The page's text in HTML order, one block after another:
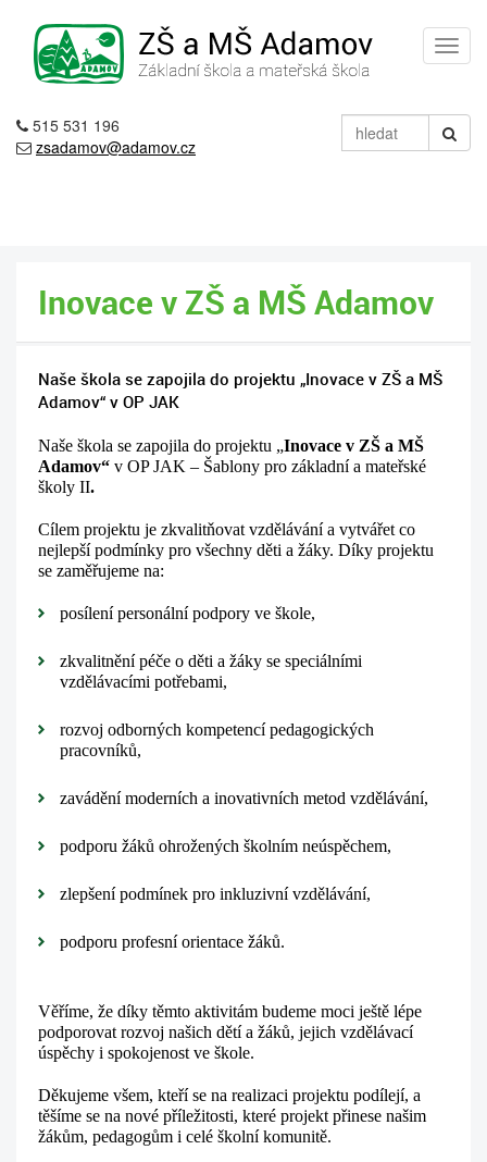
515 531 196
zsadamov@adamov.cz
Inovace v ZŠ a MŠ Adamov
Naše škola se zapojila do projektu „Inovace v ZŠ a MŠ
Adamov“ v OP JAK
Naše škola se zapojila do projektu „Inovace v ZŠ a MŠ
Adamov“ v OP JAK – Šablony pro základní a mateřské
školy II.
Cílem projektu je zkvalitňovat vzdělávání a vytvářet co
nejlepší podmínky pro všechny děti a žáky. Díky projektu
se zaměřujeme na:
posílení personální podpory ve škole,
zkvalitnění péče o děti a žáky se speciálními
vzdělávacími potřebami,
rozvoj odborných kompetencí pedagogických
pracovníků,
zavádění moderních a inovativních metod vzdělávání,
podporu žáků ohrožených školním neúspěchem,
zlepšení podmínek pro inkluzivní vzdělávání,
podporu profesní orientace žáků.
Věříme, že díky těmto aktivitám budeme moci ještě lépe
podporovat rozvoj našich dětí a žáků, jejich vzdělávací
úspěchy i spokojenost ve škole.
Děkujeme všem, kteří se na realizaci projektu podílejí, a
těšíme se na nové příležitosti, které projekt přinese našim
žákům, pedagogům i celé školní komunitě.